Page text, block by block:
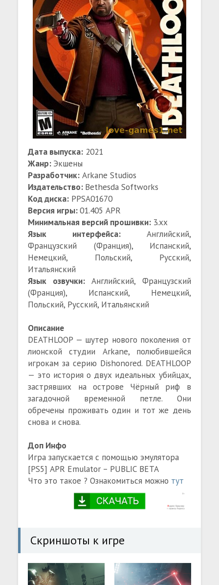
Дата выпуска: 2021
Жанр: Экшены
Разработчик: Arkane Studios
Издательство: Bethesda Softworks
Код диска: PPSA01670
Версия игры:01.405 APR
Минимальная версий прошивки: 3.xx
Язык интерфейса:Английский,
Французский (Франция), Испанский,
Немецкий, Польский, Русский,
Итальянский
Язык озвучки:Английский, Французский
(Франция), Испанский, Немецкий,
Польский, Русский, Итальянский
Описание
DEATHLOOP — шутер нового поколения от
лионской студии Arkane, полюбившейся
игрокам за серию Dishonored. DEATHLOOP
— это история о двух идеальных убийцах,
застрявших на острове Чёрный риф в
загадочной временной петле. Они
обречены проживать один и тот же день
снова и снова.
Доп Инфо
Игра запускается с помощью эмулятора
[PS5] APR Emulator – PUBLIC BETA
Что это такое ? Ознакомиться можно тут
Скриншоты к игре